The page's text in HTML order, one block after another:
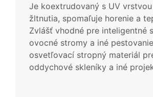
Je koextrudovaný s UV
žltnutia, spomaľuje horenie a
Zvlášť vhodné pre inteligentné
ovocné stromy a iné
osvetľovací stropný materiál
oddychové skleníky a iné